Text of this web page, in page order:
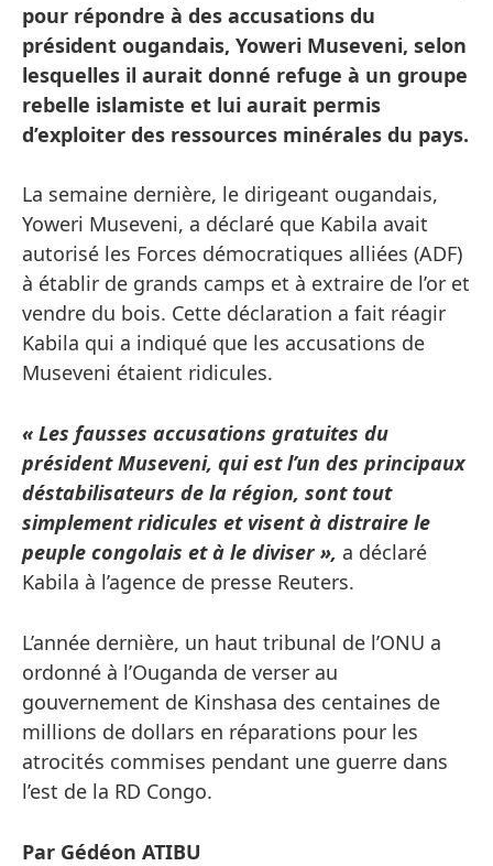
pour répondre à des accusations du
président ougandais, Yoweri Museveni, selon
lesquelles il aurait donné refuge à un groupe
rebelle islamiste et lui aurait permis
d’exploiter des ressources minérales du pays.
La semaine dernière, le dirigeant ougandais,
Yoweri Museveni, a déclaré que Kabila avait
autorisé les Forces démocratiques alliées (ADF)
à établir de grands camps et à extraire de l’or et
vendre du bois. Cette déclaration a fait réagir
Kabila qui a indiqué que les accusations de
Museveni étaient ridicules.
« Les fausses accusations gratuites du
président Museveni, qui est l’un des principaux
déstabilisateurs de la région, sont tout
simplement ridicules et visent à distraire le
peuple congolais et à le diviser », a déclaré
Kabila à l’agence de presse Reuters.
L’année dernière, un haut tribunal de l’ONU a
ordonné à l’Ouganda de verser au
gouvernement de Kinshasa des centaines de
millions de dollars en réparations pour les
atrocités commises pendant une guerre dans
l’est de la RD Congo.
Par Gédéon ATIBU